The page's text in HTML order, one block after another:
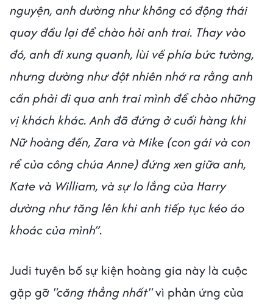
nguyện, anh dường như không có động thái
quay đầu lại để chào hỏi anh trai. Thay vào
đó, anh đi xung quanh, lùi về phía bức tường,
nhưng dường như đột nhiên nhớ ra rằng anh
cần phải đi qua anh trai mình để chào những
vị khách khác. Anh đã đứng ở cuối hàng khi
Nữ hoàng đến, Zara và Mike (con gái và con
rể của công chúa Anne) đứng xen giữa anh,
Kate và William, và sự lo lắng của Harry
dường như tăng lên khi anh tiếp tục kéo áo
khoác của mình”.
Judi tuyên bố sự kiện hoàng gia này là cuộc
gặp gỡ "căng thẳng nhất"vì phản ứng của